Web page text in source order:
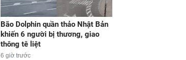
Bão Dolphin quần thảo Nhật Bản
khiến 6 người bị thương, giao
thông tê liệt
6 giờ trước